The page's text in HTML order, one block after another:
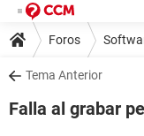
Foros
Tema Anterior
Falla al grabar